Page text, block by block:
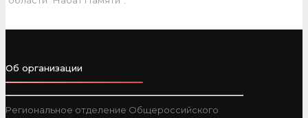
Об организации
Региональное отделение Общероссийского